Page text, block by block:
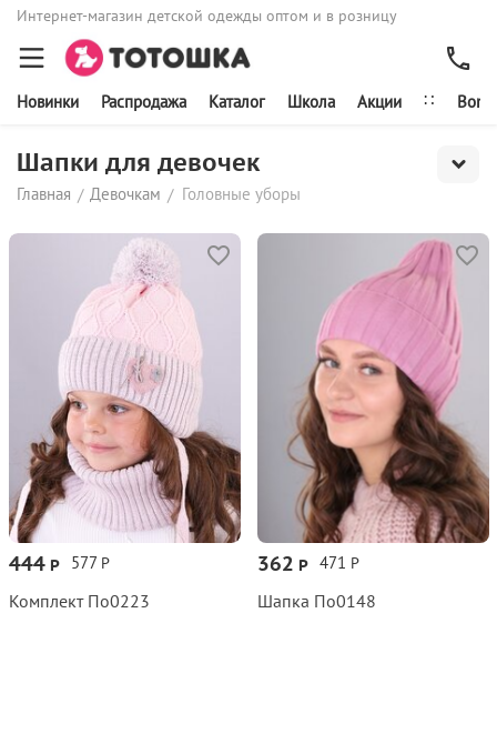
Интернет-магазин детской одежды оптом и в розницу
Новинки Распродажа Каталог Школа Акции ∷
Шапки для девочек
Главная / Девочкам / Головные уборы
577 Р
444 Р
Комплект По0223
471 Р
362 Р
Шапка По0148